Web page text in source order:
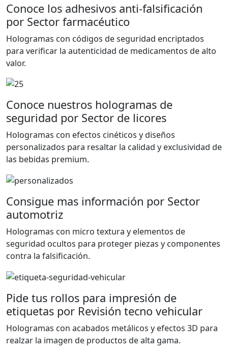
Conoce los adhesivos anti-falsificación
por Sector farmacéutico
Hologramas con códigos de seguridad encriptados
para verificar la autenticidad de medicamentos de alto
valor.
Conoce nuestros hologramas de
seguridad por Sector de licores
Hologramas con efectos cinéticos y diseños
personalizados para resaltar la calidad y exclusividad de
las bebidas premium.
Consigue mas información por Sector
automotriz
Hologramas con micro textura y elementos de
seguridad ocultos para proteger piezas y componentes
contra la falsificación.
Pide tus rollos para impresión de
etiquetas por Revisión tecno vehicular
Hologramas con acabados metálicos y efectos 3D para
realzar la imagen de productos de alta gama.